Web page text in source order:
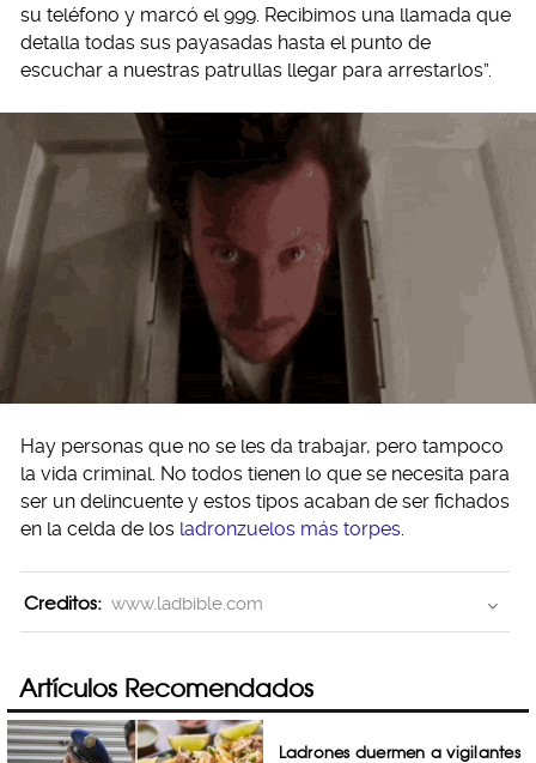
su teléfono y marcó el 999. Recibimos una llamada que
detalla todas sus payasadas hasta el punto de
escuchar a nuestras patrullas llegar para arrestarlos”.
Hay personas que no se les da trabajar, pero tampoco
la vida criminal. No todos tienen lo que se necesita para
ser un delincuente y estos tipos acaban de ser fichados
en la celda de los ladronzuelos más torpes
Creditos: www.ladbible.com
Artículos Recomendados
Ladrones duermen a vigilantes